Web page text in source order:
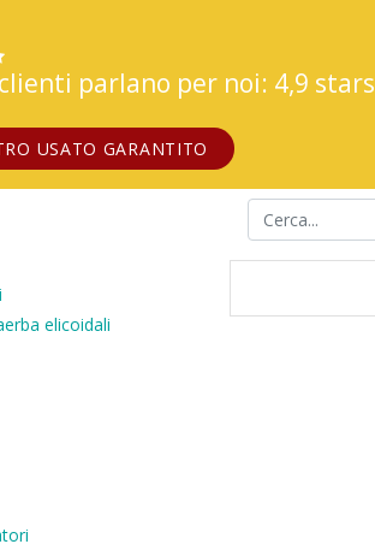
parlano per noi: 4,9 stars
USATO GARANTITO
elicoidali